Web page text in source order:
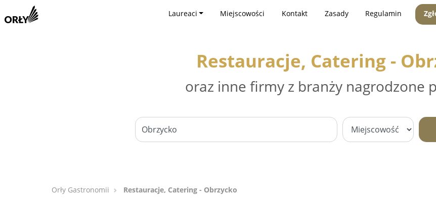
Laureaci Miejscowości Kontakt Zasady Regulamin
Restauracje, Catering -
oraz inne firmy z branży nagrodzone
Orły Gastronomii Restauracje, Catering - Obrzycko